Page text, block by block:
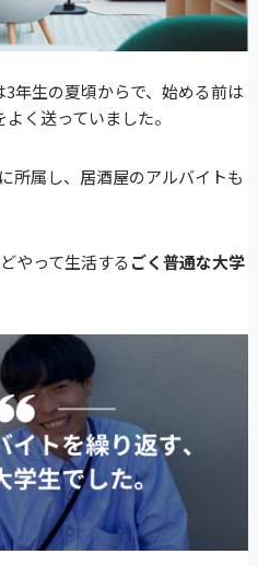
年生の夏頃からで、始める前は
く送っていました。
所属し、居酒屋のアルバイトも
やって生活するごく普通な大学